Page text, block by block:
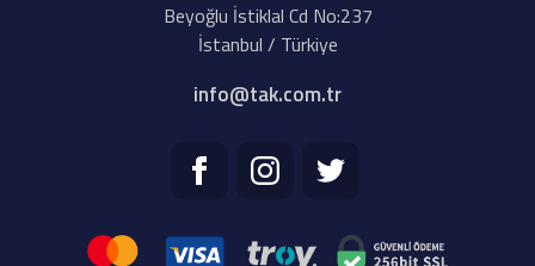
Beyoğlu İstiklal Cd No:237
İstanbul / Türkiye
info@tak.com.tr